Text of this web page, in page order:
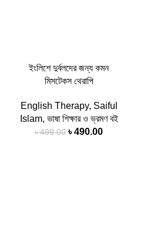
ইংলিশে দুর্বলদের জন্য কমন
মিসটেকস থেরাপি
English Therapy, Saiful
Islam, ভাষা শিক্ষার ও ভ্রমণ বই
৳499.00 ৳490.00